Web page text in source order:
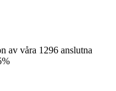
av våra 1296 anslutna